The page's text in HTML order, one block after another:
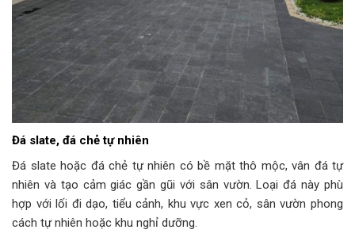
Đá slate, đá chẻ tự nhiên
Đá slate hoặc đá chẻ tự nhiên có bề mặt thô mộc, vân đá tự
nhiên và tạo cảm giác gần gũi với sân vườn. Loại đá này phù
hợp với lối đi dạo, tiểu cảnh, khu vực xen cỏ, sân vườn phong
cách tự nhiên hoặc khu nghỉ dưỡng.